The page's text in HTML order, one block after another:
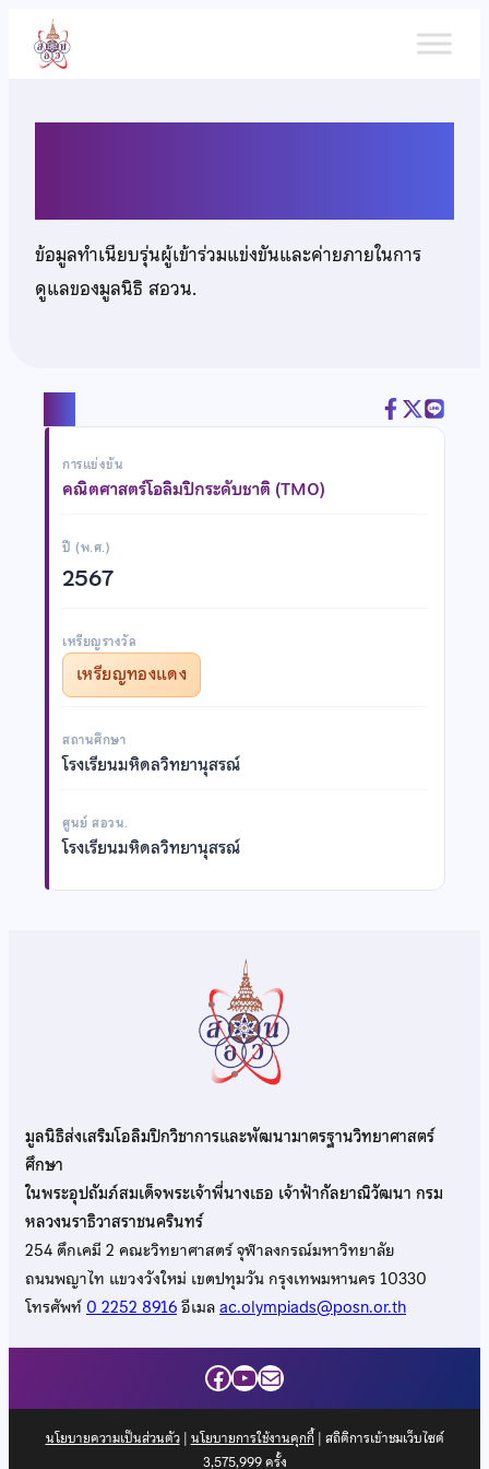
เนื้อหา
ข้อมูลทำเนียบรุ่นผู้เข้าร่วมแข่งขันและค่ายภายในการ
ดูแลของมูลนิธิ สอวน.
การแข่งขัน
คณิตศาสตร์โอลิมปิกระดับชาติ (TMO)
ปี (พ.ศ.)
2567
เหรียญรางวัล
เหรียญทองแดง
สถานศึกษา
โรงเรียนมหิดลวิทยานุสรณ์
ศูนย์ สอวน.
โรงเรียนมหิดลวิทยานุสรณ์
มูลนิธิส่งเสริมโอลิมปิกวิชาการและพัฒนามาตรฐานวิทยาศาสตร์
ศึกษา
ในพระอุปถัมภ์สมเด็จพระเจ้าพี่นางเธอ เจ้าฟ้ากัลยาณิวัฒนา กรม
หลวงนราธิวาสราชนครินทร์
254 ตึกเคมี 2 คณะวิทยาศาสตร์ จุฬาลงกรณ์มหาวิทยาลัย
ถนนพญาไท แขวงวังใหม่ เขตปทุมวัน กรุงเทพมหานคร 10330
โทรศัพท์0 2252 8916อีเมลac.olympiads@posn.or.th
Facebook
YouTube
Mail
นโยบายความเป็นส่วนตัว| นโยบายการใช้งานคุกกี้| สถิติการเข้าชมเว็บไซต์
3,575,999ครั้ง